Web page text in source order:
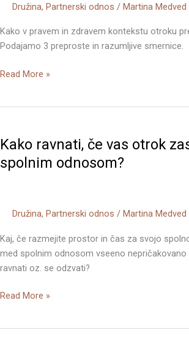
Družina, Partnerski odnos / Martina Medved
Kako v pravem in zdravem kontekstu otroku
Podajamo 3 preproste in razumljive smernice.
usmeritve
Read More »
Kako ravnati, če vas otrok
spolnim odnosom?
Družina, Partnerski odnos / Martina Medved
Kaj, če razmejite prostor in čas za svojo
med spolnim odnosom vseeno nepričakovano
ravnati oz. se odzvati?
če
vas
otrok
spolnim
Read More »